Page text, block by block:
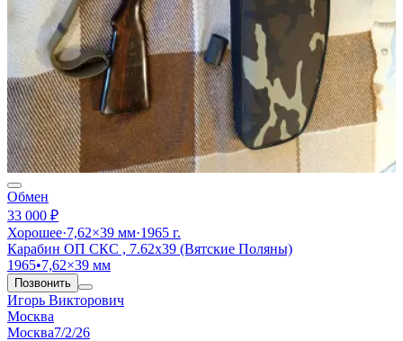
Обмен
33 000 ₽
Хорошее·7,62×39 мм·1965 г.
Карабин ОП СКС , 7.62х39 (Вятские Поляны)
1965•7,62×39 мм
Позвонить
Игорь Викторович
Москва
Москва7/2/26